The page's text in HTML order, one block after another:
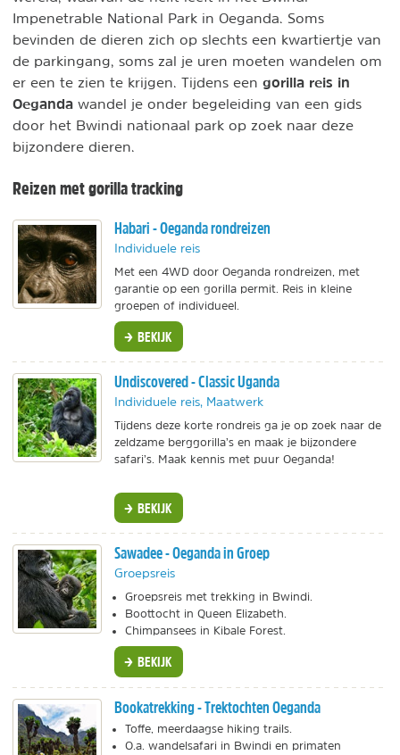
Impenetrable National Park in Oeganda. Soms
bevinden de dieren zich op slechts een kwartiertje van
de parkingang, soms zal je uren moeten wandelen om
er een te zien te krijgen. Tijdens een gorilla reis in
Oeganda wandel je onder begeleiding van een gids
door het Bwindi nationaal park op zoek naar deze
bijzondere dieren.
Reizen met gorilla tracking
Habari - Oeganda rondreizen
Individuele reis
Met een 4WD door Oeganda rondreizen, met
garantie op een gorilla permit. Reis in kleine
groepen of individueel.
BEKIJK
Undiscovered - Classic Uganda
Individuele reis, Maatwerk
Tijdens deze korte rondreis ga je op zoek naar de
zeldzame berggorilla’s en maak je bijzondere
safari’s. Maak kennis met puur Oeganda!
BEKIJK
Sawadee - Oeganda in Groep
Groepsreis
Groepsreis met trekking in Bwindi.
Boottocht in Queen Elizabeth.
Chimpansees in Kibale Forest.
BEKIJK
Bookatrekking - Trektochten Oeganda
Toffe, meerdaagse hiking trails.
O.a. wandelsafari in Bwindi en primaten